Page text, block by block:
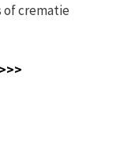
of crematie